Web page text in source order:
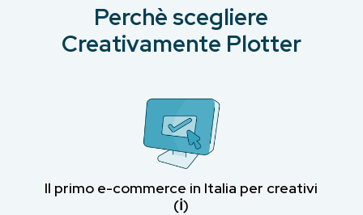
Perchè scegliere
Creativamente Plotter
Il primo e-commerce in Italia per creativi
(ℹ︎)